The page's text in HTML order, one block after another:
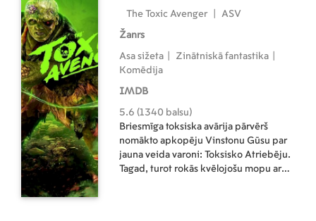
The Toxic Avenger ASV
Žanrs
Asa sižeta Zinātniskā fantastika
Komēdija
IMDB
5.6 (1340 balsu)
Briesmīga toksiska avārija pārvērš
nomākto apkopēju Vinstonu Gūsu par
jauna veida varoni: Toksisko Atriebēju.
Tagad, turot rokās kvēlojošu mopu ar